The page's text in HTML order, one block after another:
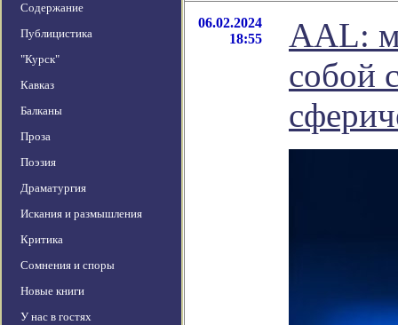
Содержание
Публицистика
"Курск"
Кавказ
Балканы
Проза
Поэзия
Драматургия
Искания и размышления
Критика
Сомнения и споры
Новые книги
У нас в гостях
06.02.2024
18:55
AAL:
собой